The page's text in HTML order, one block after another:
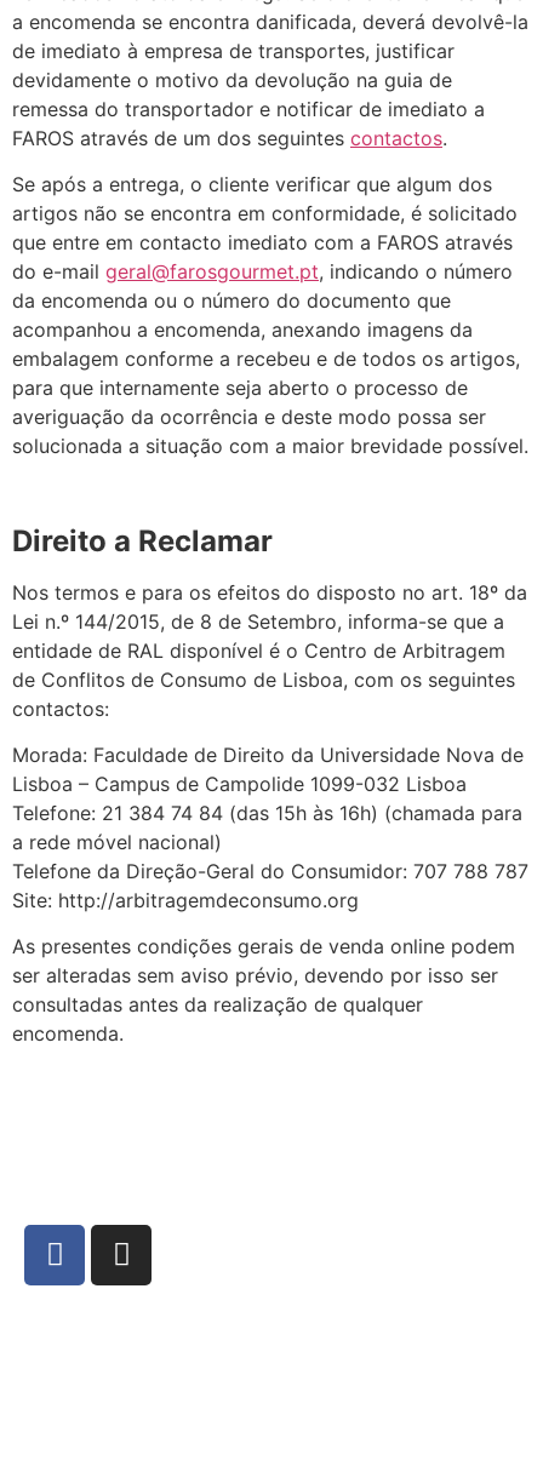
a encomenda se encontra danificada, deverá devolvê-la
de imediato à empresa de transportes, justificar
devidamente o motivo da devolução na guia de
remessa do transportador e notificar de imediato a
FAROS através de um dos seguintes contactos.
Se após a entrega, o cliente verificar que algum dos
artigos não se encontra em conformidade, é solicitado
que entre em contacto imediato com a FAROS através
do e-mail geral@farosgourmet.pt, indicando o número
da encomenda ou o número do documento que
acompanhou a encomenda, anexando imagens da
embalagem conforme a recebeu e de todos os artigos,
para que internamente seja aberto o processo de
averiguação da ocorrência e deste modo possa ser
solucionada a situação com a maior brevidade possível.
Direito a Reclamar
Nos termos e para os efeitos do disposto no art. 18º da
Lei n.º 144/2015, de 8 de Setembro, informa-se que a
entidade de RAL disponível é o Centro de Arbitragem
de Conflitos de Consumo de Lisboa, com os seguintes
contactos:
Morada: Faculdade de Direito da Universidade Nova de
Lisboa – Campus de Campolide 1099-032 Lisboa
Telefone: 21 384 74 84 (das 15h às 16h) (chamada para
a rede móvel nacional)
Telefone da Direção-Geral do Consumidor: 707 788 787
Site: http://arbitragemdeconsumo.org
As presentes condições gerais de venda online podem
ser alteradas sem aviso prévio, devendo por isso ser
consultadas antes da realização de qualquer
encomenda.